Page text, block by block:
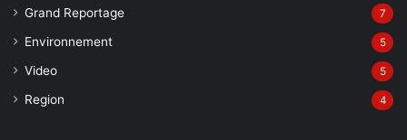
Grand Reportage 7
Environnement 5
Video 5
Region 4